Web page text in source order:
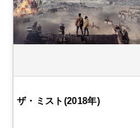
ザ・ミスト(2018年)